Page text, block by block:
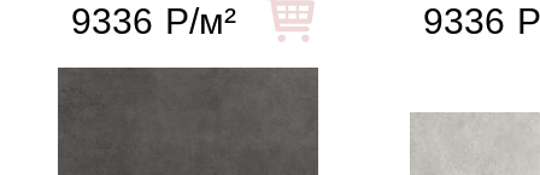
9336 Р/м²
9336